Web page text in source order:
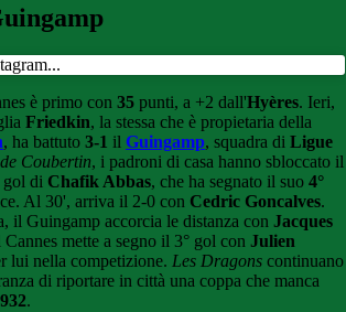
è primo con 35 punti, a +2 dall'Hyères. Ieri,
Friedkin, la stessa che è propietaria della
, ha battuto 3-1 il Guingamp, squadra di Ligue
Coubertin, i padroni di casa hanno sbloccato il
gol di Chafik Abbas, che ha segnato il suo 4°
Al 30', arriva il 2-0 con Cedric Goncalves.
il Guingamp accorcia le distanza con Jacques
mette a segno il 3° gol con Julien
lui nella competizione. Les Dragons continuano
di riportare in città una coppa che manca
.